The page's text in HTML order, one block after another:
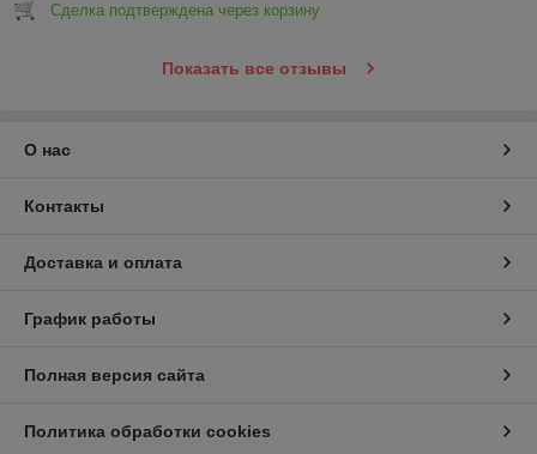
Сделка подтверждена через корзину
Показать все отзывы
О нас
Контакты
Доставка и оплата
График работы
Полная версия сайта
Политика обработки cookies